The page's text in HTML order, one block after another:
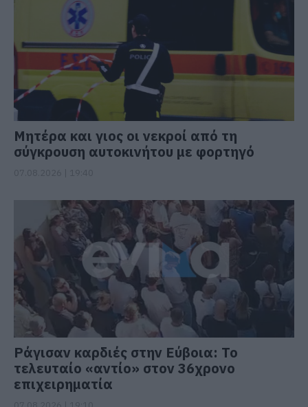
Μητέρα και γιος οι νεκροί από τη
σύγκρουση αυτοκινήτου με φορτηγό
Ράγισαν καρδιές στην Εύβοια: Το
τελευταίο «αντίο» στον 36χρονο
επιχειρηματία